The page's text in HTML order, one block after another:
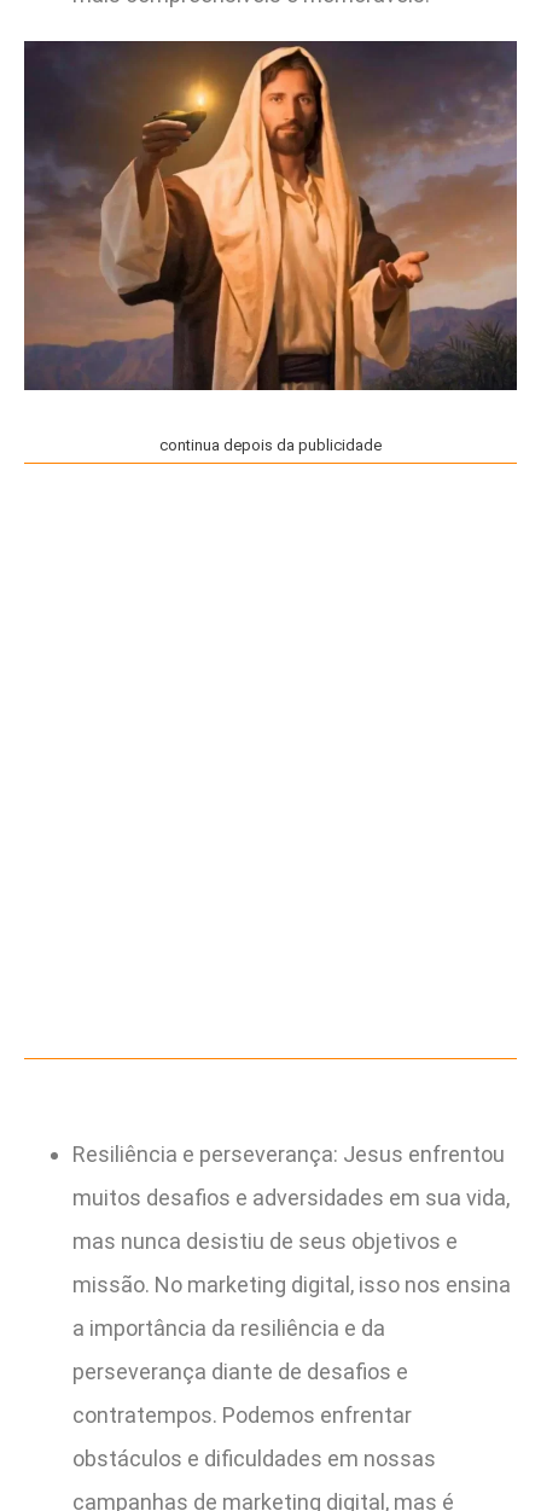
continua depois da publicidade
Resiliência e perseverança: Jesus enfrentou
muitos desafios e adversidades em sua vida,
mas nunca desistiu de seus objetivos e
missão. No marketing digital, isso nos ensina
a importância da resiliência e da
perseverança diante de desafios e
contratempos. Podemos enfrentar
obstáculos e dificuldades em nossas
campanhas de marketing digital, mas é